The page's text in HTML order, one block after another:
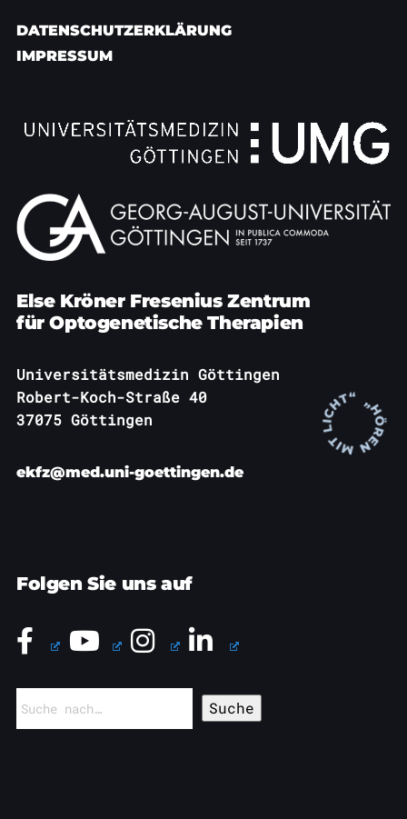
DATENSCHUTZERKLÄRUNG
IMPRESSUM
Else Kröner Fresenius Zentrum
für Optogenetische Therapien
Universitätsmedizin Göttingen
Robert-Koch-Straße 40
37075 Göttingen
ekfz@med.uni-goettingen.de
Folgen Sie uns auf
Suchen
nach: